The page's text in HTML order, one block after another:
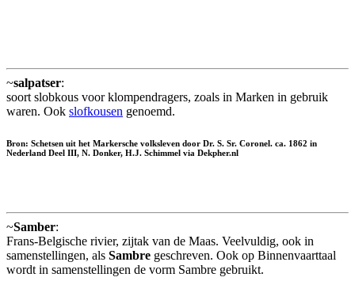
~salpatser:
soort slobkous voor klompendragers, zoals in Marken in gebruik
waren. Ook slofkousen genoemd.
Bron: Schetsen uit het Markersche volksleven door Dr. S. Sr. Coronel. ca. 1862 in
Nederland Deel III, N. Donker, H.J. Schimmel via Dekpher.nl
~Samber:
Frans-Belgische rivier, zijtak van de Maas. Veelvuldig, ook in
samenstellingen, als Sambre geschreven. Ook op Binnenvaarttaal
wordt in samenstellingen de vorm Sambre gebruikt.